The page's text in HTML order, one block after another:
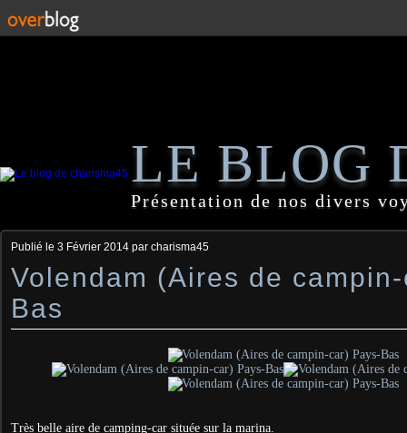
LE BLOG
Présentation de nos divers
Publié le 3 Février 2014 par charisma45
Volendam (Aires de
Bas
Très belle aire de camping-car située sur la marina.